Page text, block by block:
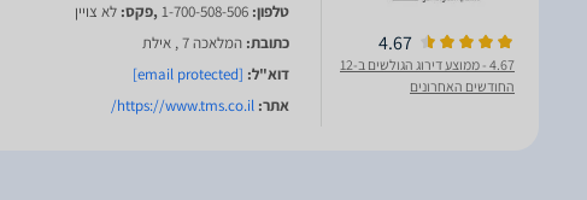
4.67
4.67
- ממוצע דירוג הגולשים ב-12
החודשים האחרונים
טלפון: 1-700-508-506,פקס: לא צויין
כתובת: המלאכה 7 , אילת
דוא"ל: [email protected]
אתר: https://www.tms.co.il/